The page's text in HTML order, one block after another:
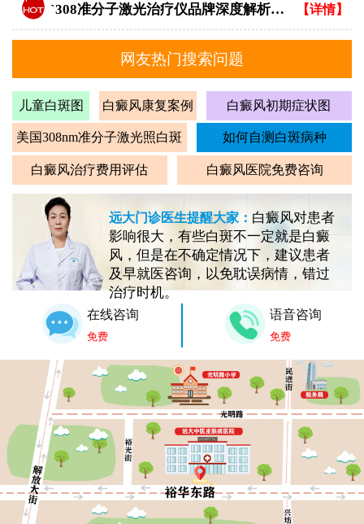
`308准分子激光治疗仪品牌深度解析：专业视角下的优选指南` 【详情】
网友热门搜索问题
儿童白斑图 白癜风康复案例 白癜风初期症状图
美国308nm准分子激光照白斑 如何自测白斑病种
白癜风治疗费用评估 白癜风医院免费咨询
远大门诊医生提醒大家： 白癜风对患者
影响很大，有些白斑不一定就是白癜
风，但是在不确定情况下，建议患者
及早就医咨询，以免耽误病情，错过
治疗时机。
在线咨询
免费
语音咨询
免费